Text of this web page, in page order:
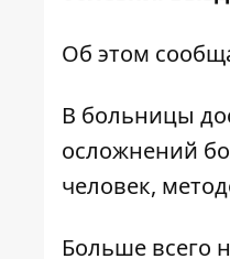
Об этом
В больницы
осложнений
человек,
Больше всего